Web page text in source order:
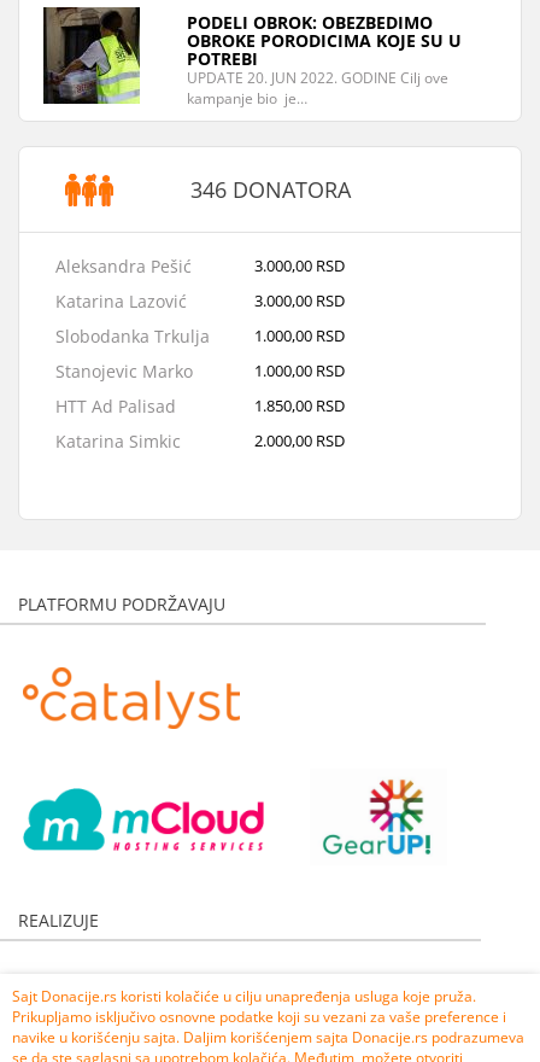
PODELI OBROK: OBEZBEDIMO
OBROKE PORODICIMA KOJE SU U
POTREBI
UPDATE 20. JUN 2022. GODINE Cilj ove
kampanje bio je…
346 DONATORA
Aleksandra Pešić 3.000,00 RSD
Katarina Lazović 3.000,00 RSD
Slobodanka Trkulja 1.000,00 RSD
Stanojevic Marko 1.000,00 RSD
HTT Ad Palisad 1.850,00 RSD
Katarina Simkic 2.000,00 RSD
Anonimno
Jelena Arsic
Rea Mucović
Mirko Milošević
Marija Acić 2.000,00 RSD
5.000,00 RSD
Andusa Jeremić 500,00 RSD
Nevena Arandjelović 1.000,00 RSD
PLATFORMU PODRŽAVAJU
REALIZUJE
Sajt Donacije.rs koristi kolačiće u cilju unapređenja usluga koje pruža.
Prikupljamo isključivo osnovne podatke koji su vezani za vaše preference i
navike u korišćenju sajta. Daljim korišćenjem sajta Donacije.rs podrazumeva